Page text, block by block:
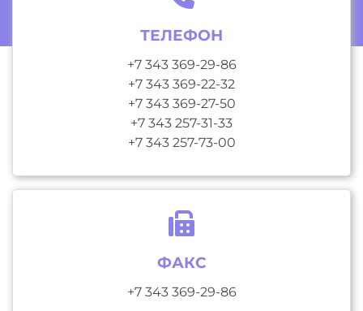
ТЕЛЕФОН
+7 343 369-29-86
+7 343 369-22-32
+7 343 369-27-50
+7 343 257-31-33
+7 343 257-73-00
ФАКС
+7 343 369-29-86